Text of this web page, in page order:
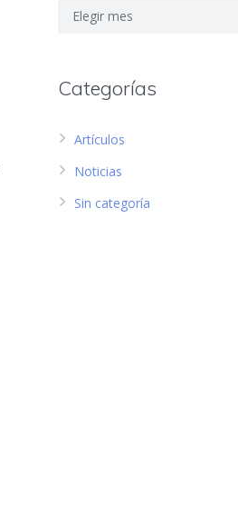
Categorías
Artículos
Noticias
Sin categoría